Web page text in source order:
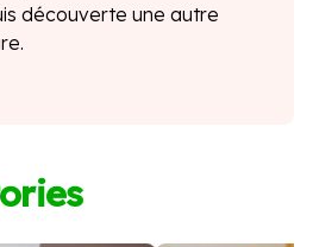
découverte une autre